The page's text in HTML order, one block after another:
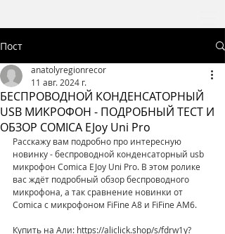
Пост
БЕСПРОВОДНОЙ КОНДЕНСАТОРНЫЙ
USB МИКРОФОН - ПОДРОБНЫЙ ТЕСТ И
ОБЗОР COMICA EJoy Uni Pro
anatolyregionrecor
11 авг. 2024 г.
Расскажу вам подробно про интересную
новинку - беспроводной конденсаторный usb
микрофон Comica EJoy Uni Pro. В этом ролике
вас ждёт подробный обзор беспроводного
микрофона, а так сравнение новинки от
Comica с микрофоном FiFine A8 и FiFine AM6.
Купить на Али: https://aliclick.shop/s/fdrw1y?